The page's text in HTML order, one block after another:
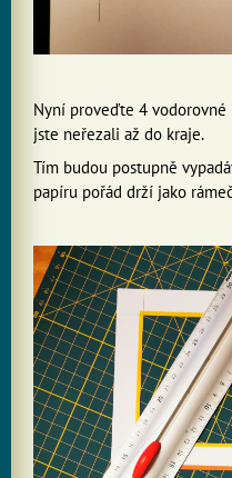
Nyní proveďte 4 vodorovné
jste neřezali až do kraje.
Tím budou postupně
papíru pořád drží jako